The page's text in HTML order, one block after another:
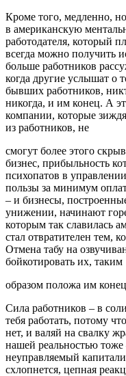
Кроме того, медленно,
в американскую
работодателя, который
всегда можно получить
больше работников
когда другие услышат о
бывших работников,
никогда, и им конец. А
компании, которые
из работников, не
смогут более этого
бизнес, прибыльность
психопатов в
пользы за минимум
– и бизнесы,
унижении, начинают
которым так славилась
стал отвратителен тем,
Отмена табу на
бойкотировать их, таким
образом положа им
Сила работников – в
тебя работать, потому
нет, и валяй на свалку
нашей реальностью
неуправляемый
схлопнется, цепная